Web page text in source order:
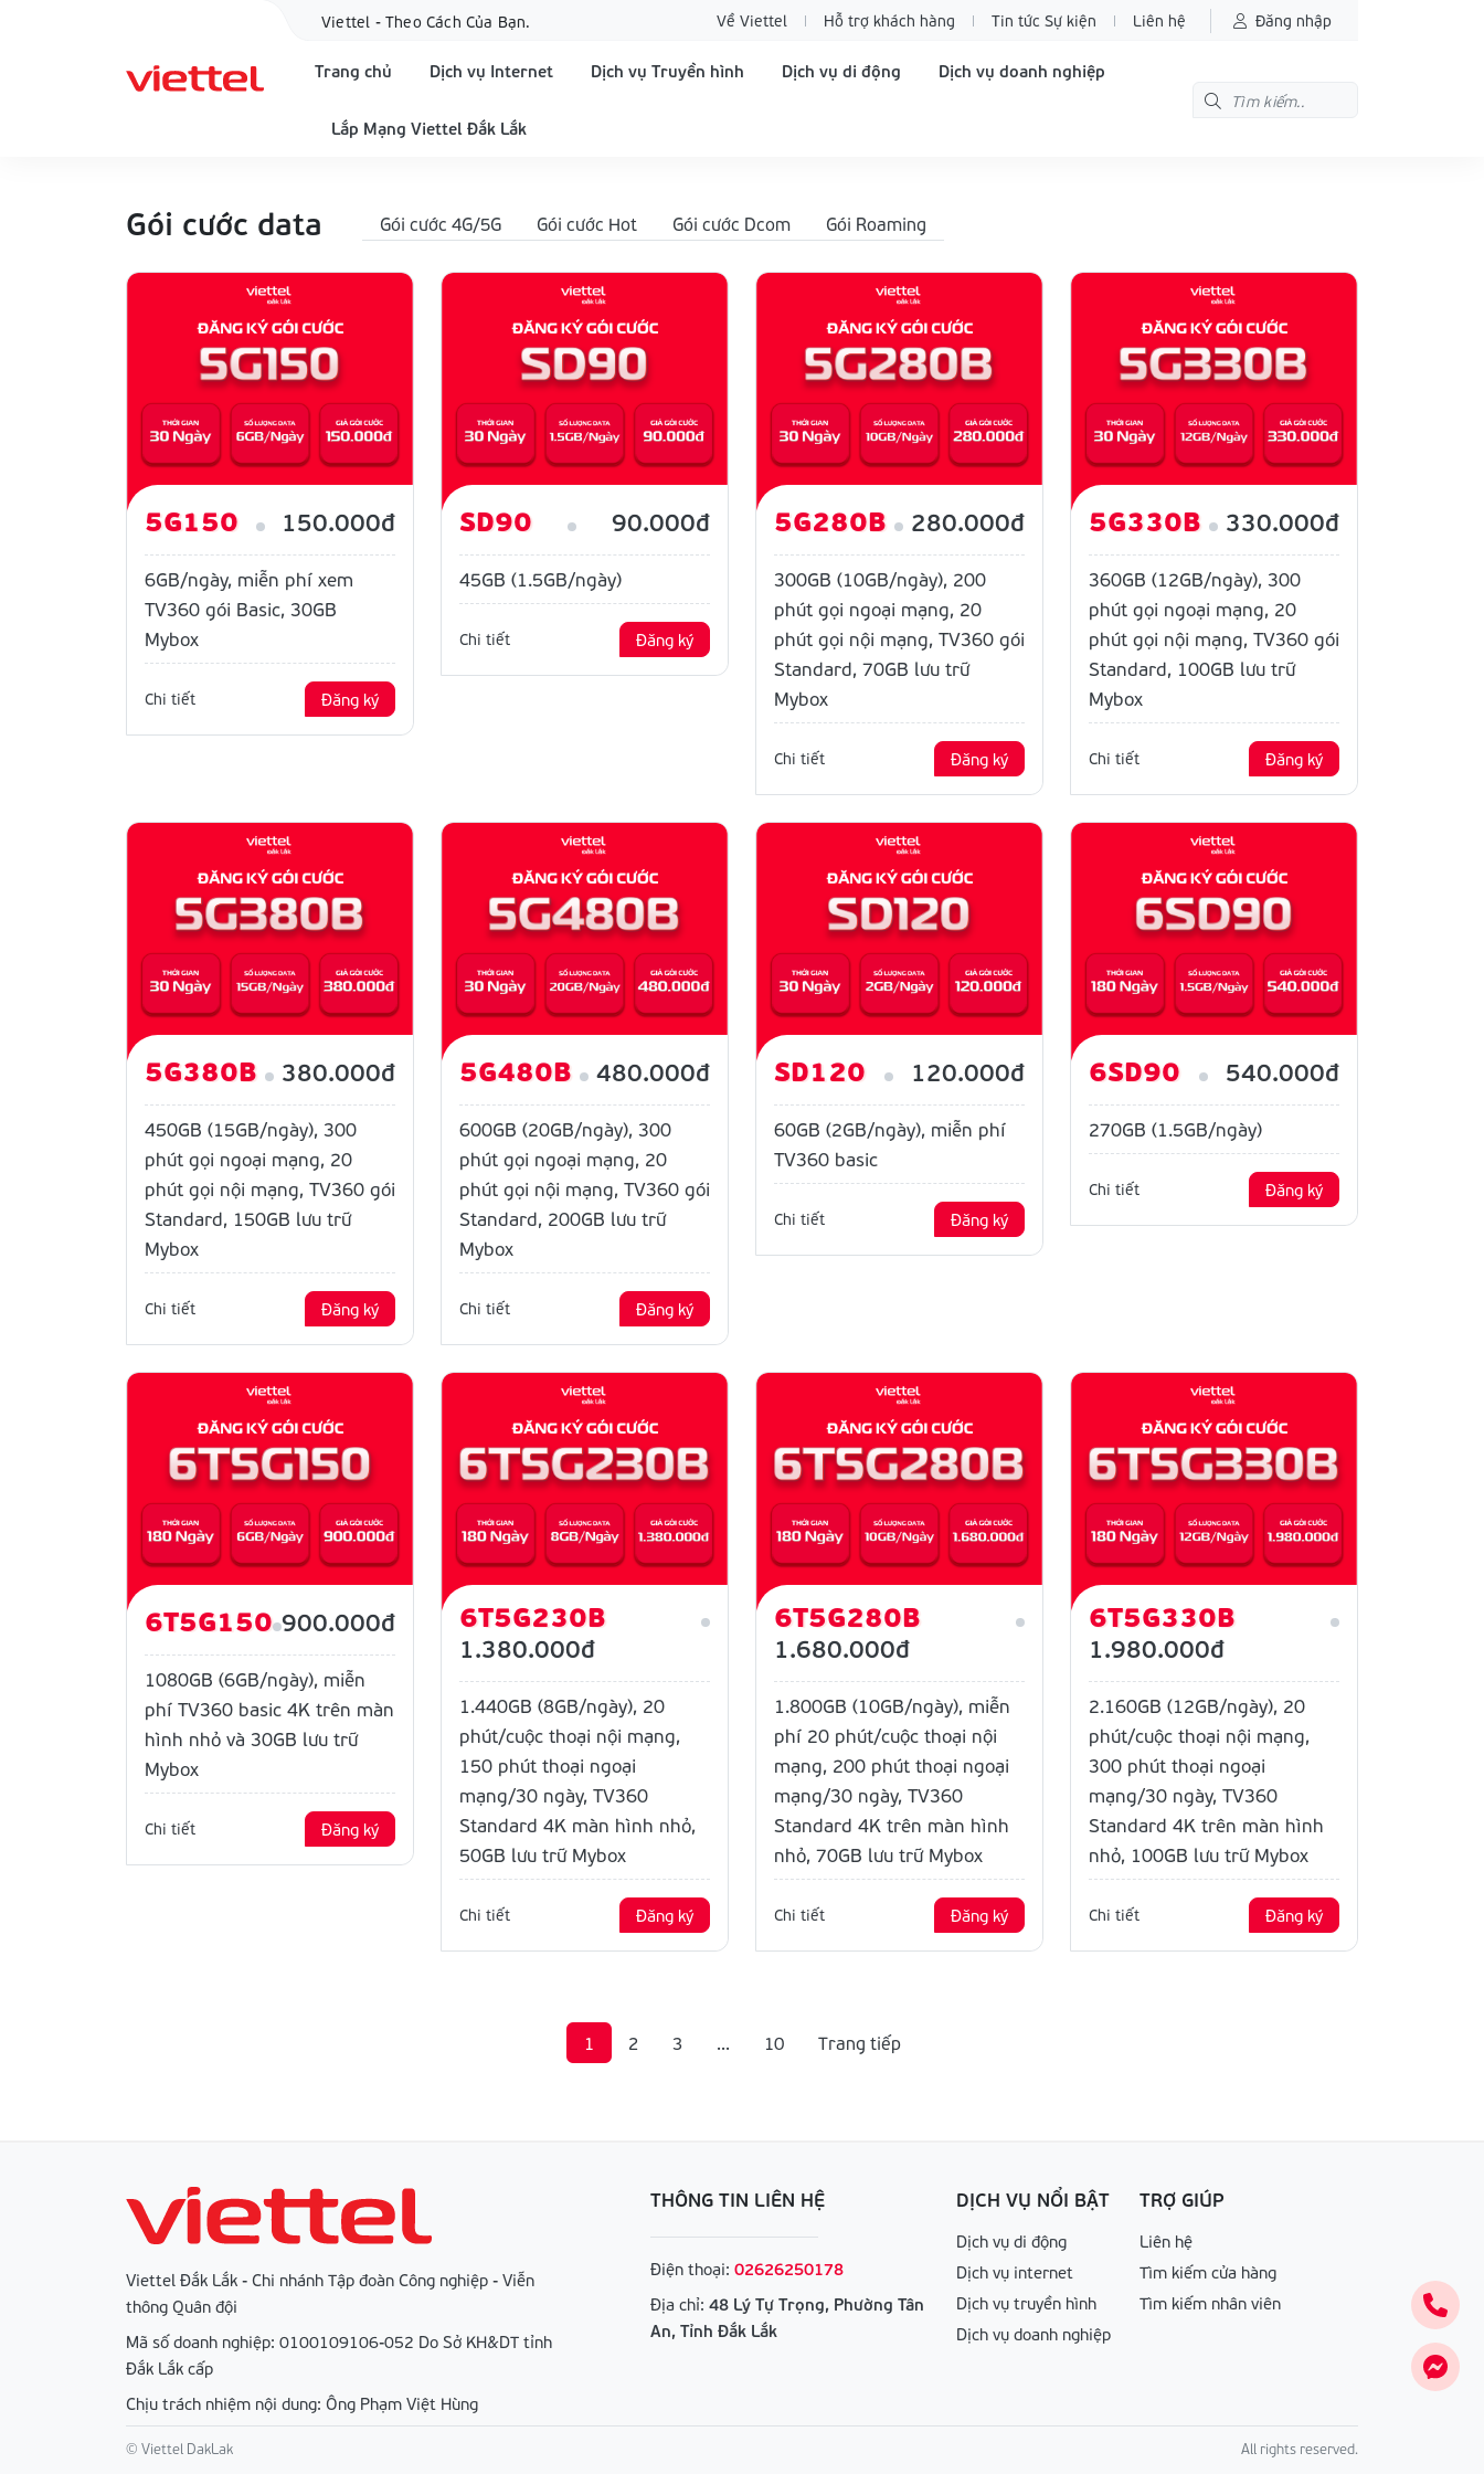
Viettel - Theo Cách Của Bạn. Về Viettel Hỗ trợ khách hàng Tin tức Sự kiện Liên hệ Đăng nhập
Trang chủ Dịch vụ Internet Dịch vụ Truyền hình Dịch vụ di động Dịch vụ doanh nghiệp
Lắp Mạng Viettel Đắk Lắk
Gói cước data Gói cước 4G/5G Gói cước Hot Gói cước Dcom Gói Roaming
5G150 150.000đ
6GB/ngày, miễn phí xem
TV360 gói Basic, 30GB
Mybox
Chi tiết Đăng ký
SD90 90.000đ
45GB (1.5GB/ngày)
Chi tiết Đăng ký
5G280B 280.000đ
300GB (10GB/ngày), 200
phút gọi ngoại mạng, 20
phút gọi nội mạng, TV360 gói
Standard, 70GB lưu trữ
Mybox
Chi tiết Đăng ký
5G330B 330.000đ
360GB (12GB/ngày), 300
phút gọi ngoại mạng, 20
phút gọi nội mạng, TV360 gói
Standard, 100GB lưu trữ
Mybox
Chi tiết Đăng ký
5G380B 380.000đ
450GB (15GB/ngày), 300
phút gọi ngoại mạng, 20
phút gọi nội mạng, TV360 gói
Standard, 150GB lưu trữ
Mybox
Chi tiết Đăng ký
5G480B 480.000đ
600GB (20GB/ngày), 300
phút gọi ngoại mạng, 20
phút gọi nội mạng, TV360 gói
Standard, 200GB lưu trữ
Mybox
Chi tiết Đăng ký
SD120 120.000đ
60GB (2GB/ngày), miễn phí
TV360 basic
Chi tiết Đăng ký
6SD90 540.000đ
270GB (1.5GB/ngày)
Chi tiết Đăng ký
6T5G150 900.000đ
1080GB (6GB/ngày), miễn
phí TV360 basic 4K trên màn
hình nhỏ và 30GB lưu trữ
Mybox
Chi tiết Đăng ký
6T5G230B
1.380.000đ
1.440GB (8GB/ngày), 20
phút/cuộc thoại nội mạng,
150 phút thoại ngoại
mạng/30 ngày, TV360
Standard 4K màn hình nhỏ,
50GB lưu trữ Mybox
Chi tiết Đăng ký
6T5G280B
1.680.000đ
1.800GB (10GB/ngày), miễn
phí 20 phút/cuộc thoại nội
mạng, 200 phút thoại ngoại
mạng/30 ngày, TV360
Standard 4K trên màn hình
nhỏ, 70GB lưu trữ Mybox
Chi tiết Đăng ký
6T5G330B
1.980.000đ
2.160GB (12GB/ngày), 20
phút/cuộc thoại nội mạng,
300 phút thoại ngoại
mạng/30 ngày, TV360
Standard 4K trên màn hình
nhỏ, 100GB lưu trữ Mybox
Chi tiết Đăng ký
1 2 3 ... 10 Trang tiếp
Viettel Đắk Lắk - Chi nhánh Tập đoàn Công nghiệp - Viễn
thông Quân đội
Mã số doanh nghiệp: 0100109106-052 Do Sở KH&DT tỉnh
Đắk Lắk cấp
Chịu trách nhiệm nội dung: Ông Phạm Việt Hùng
THÔNG TIN LIÊN HỆ
Điện thoại: 02626250178
Địa chỉ: 48 Lý Tự Trọng, Phường Tân
An, Tỉnh Đắk Lắk
DỊCH VỤ NỔI BẬT
Dịch vụ di động
Dịch vụ internet
Dịch vụ truyền hình
Dịch vụ doanh nghiệp
TRỢ GIÚP
Liên hệ
Tìm kiếm cửa hàng
Tìm kiếm nhân viên
© Viettel DakLak All rights reserved.